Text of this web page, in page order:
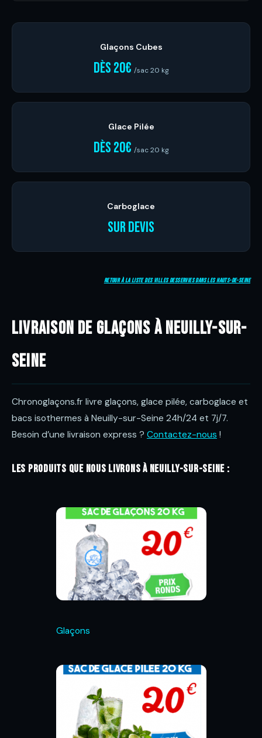
Glaçons Cubes
dès 20€ /sac 20 kg
Glace Pilée
dès 20€ /sac 20 kg
Carboglace
Sur devis
Retour à la liste des villes desservies dans les Hauts-de-Seine
Livraison de glaçons à Neuilly-sur-
Seine
Chronoglaçons.fr livre glaçons, glace pilée, carboglace et
bacs isothermes à Neuilly-sur-Seine 24h/24 et 7j/7.
Besoin d’une livraison express ? Contactez-nous !
Les produits que nous livrons à Neuilly-sur-Seine :
Glaçons